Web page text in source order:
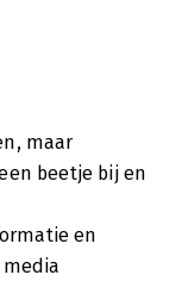
maar
beetje bij en
en